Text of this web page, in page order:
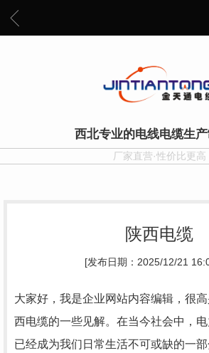
西北专业的电线电缆生
厂家直营·性价比更高
陕西电缆
[发布日期：2025/12/21
大家好，我是企业网站内容编辑，很
西电缆的一些见解。在当今社会中，
已经成为我们日常生活不可或缺的一